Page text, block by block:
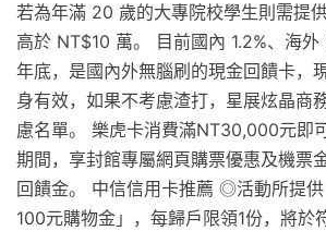
若為年滿 20 歲的大專院校學生則需提
高於 NT$10 萬。 目前國內 1.2%、海外
年底，是國內外無腦刷的現金回饋卡，
身有效，如果不考慮渣打，星展炫晶商
慮名單。 樂虎卡消費滿NT30,000元即
期間，享封館專屬網頁購票優惠及機票
回饋金。 中信信用卡推薦 ◎活動所提
100元購物金」，每歸戶限領1份，將於